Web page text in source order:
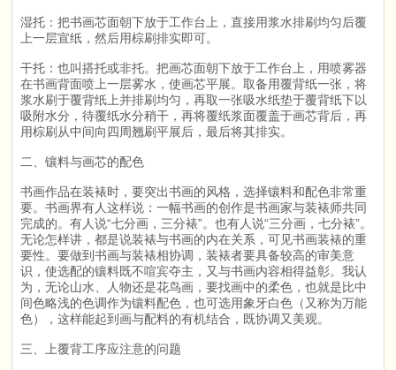
湿托：把书画芯面朝下放于工作台上，直接用浆水排刷均匀后覆
上一层宣纸，然后用棕刷排实即可。
干托：也叫搭托或非托。把画芯面朝下放于工作台上，用喷雾器
在书画背面喷上一层雾水，使画芯平展。取备用覆背纸一张，将
浆水刷于覆背纸上并排刷均匀，再取一张吸水纸垫于覆背纸下以
吸附水分，待覆纸水分稍干，再将覆纸浆面覆盖于画芯背后，再
用棕刷从中间向四周翘刷平展后，最后将其排实。
二、镶料与画芯的配色
书画作品在装裱时，要突出书画的风格，选择镶料和配色非常重
要。书画界有人这样说：一幅书画的创作是书画家与装裱师共同
完成的。有人说“七分画，三分裱”。也有人说“三分画，七分裱”。
无论怎样讲，都是说装裱与书画的内在关系，可见书画装裱的重
要性。要做到书画与装裱相协调，装裱者要具备较高的审美意
识，使选配的镶料既不喧宾夺主，又与书画内容相得益彰。我认
为，无论山水、人物还是花鸟画，要找画中的柔色，也就是比中
间色略浅的色调作为镶料配色，也可选用象牙白色（又称为万能
色），这样能起到画与配料的有机结合，既协调又美观。
三、上覆背工序应注意的问题